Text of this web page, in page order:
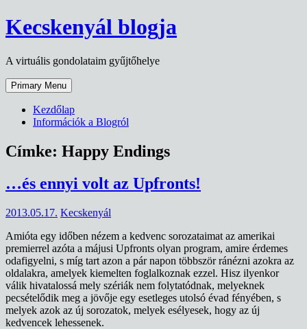
Skip
to
Kecskenyál blogja
A virtuális gondolataim gyűjtőhelye
Primary Menu
Kezdőlap
Információk a Blogról
Címke: Happy Endings
…és ennyi volt az Upfronts!
2013.05.17. Kecskenyál
Amióta egy időben nézem a kedvenc sorozataimat az amerikai
premierrel azóta a májusi Upfronts olyan program, amire érdemes
odafigyelni, s míg tart azon a pár napon többször ránézni azokra az
oldalakra, amelyek kiemelten foglalkoznak ezzel. Hisz ilyenkor
válik hivatalossá mely szériák nem folytatódnak, melyeknek
pecsételődik meg a jövője egy esetleges utolsó évad fényében, s
melyek azok az új sorozatok, melyek esélyesek, hogy az új
kedvencek lehessenek.